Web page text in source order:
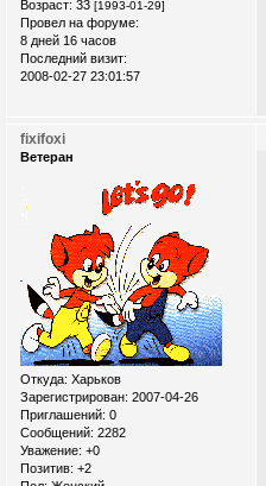
Возраст: 33 [1993-01-29]
Провел на форуме:
8 дней 16 часов
Последний визит:
2008-02-27 23:01:57
fixifoxi
Ветеран
Откуда: Xарьков
Зарегистрирован: 2007-04-26
Приглашений: 0
Сообщений: 2282
Уважение: +0
Позитив: +2